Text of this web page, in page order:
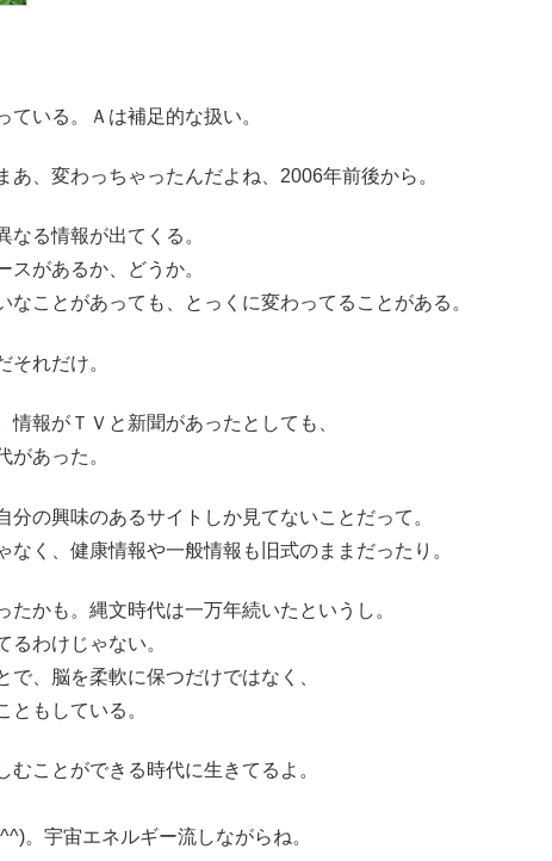
いる。Ａは補足的な扱い。
、変わっちゃったんだよね、2006年前後から。
る情報が出てくる。
があるか、どうか。
ことがあっても、とっくに変わってることがある。
それだけ。
報がＴＶと新聞があったとしても、
があった。
の興味のあるサイトしか見てないことだって。
く、健康情報や一般情報も旧式のままだったり。
かも。縄文時代は一万年続いたというし。
わけじゃない。
、脳を柔軟に保つだけではなく、
ともしている。
ことができる時代に生きてるよ。
。宇宙エネルギー流しながらね。